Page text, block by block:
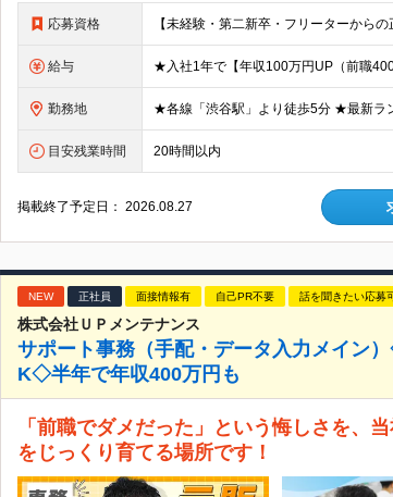
応募資格
給与
勤務地
目安残業時間 20時間以内
掲載終了予定日：2026.08.27
NEW 正社員 面接情報有 自己PR不要 話を聞きたい応募
株式会社ＵＰメンテナンス
サポート事務（手配・データ入力メイ
K◇半年で年収400万円も
「前職でダメだった」という悔しさを、
をじっくり育てる場所です！